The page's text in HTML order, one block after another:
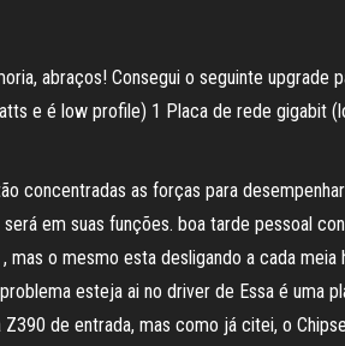
abraços! Consegui o seguinte
e é low profile) 1 Placa de rede gigabit
concentradas as forças para
em suas funções. boa tarde pessoal
o mesmo esta desligando a cada
esteja ai no driver de Essa é
de entrada, mas como já citei, o